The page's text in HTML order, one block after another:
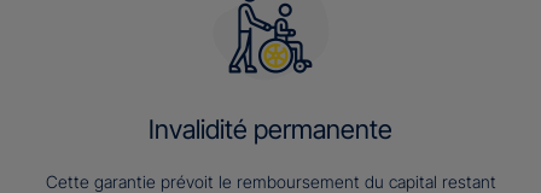
Invalidité permanente
Cette garantie prévoit le remboursement du capital restant